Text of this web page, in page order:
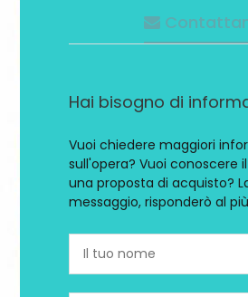
Hai bisogno di
Vuoi chiedere maggiori
sull'opera? Vuoi conoscere
una proposta di acquisto?
messaggio, risponderò al